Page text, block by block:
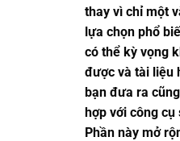
thay vì chỉ một
lựa chọn phổ
có thể kỳ vọng
được và tài liệu
bạn đưa ra
hợp với công cụ
Phần này mở